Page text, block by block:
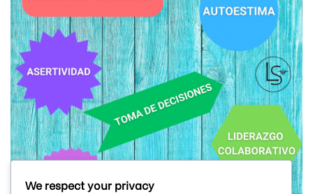
We respect your privacy